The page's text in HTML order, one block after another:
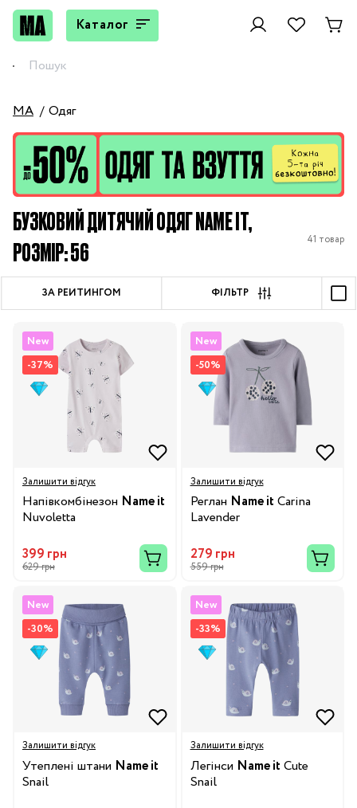
Каталог
MA Одяг
БУЗКОВИЙ ДИТЯЧИЙ ОДЯГ NAME IT,
РОЗМІР: 56
41 товар
ЗА РЕЙТИНГОМ ФІЛЬТР
New
-37%
Залишити відгук
Напівкомбінезон Name it
Nuvoletta
399 грн
629 грн
New
-50%
Залишити відгук
Реглан Name it Carina
Lavender
279 грн
559 грн
New
-30%
Залишити відгук
Утеплені штани Name it
Snail
New
-33%
Залишити відгук
Легінси Name it Cute
Snail